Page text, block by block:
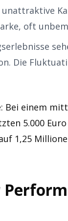
oft
Die
Bei einem
5.000
1,25